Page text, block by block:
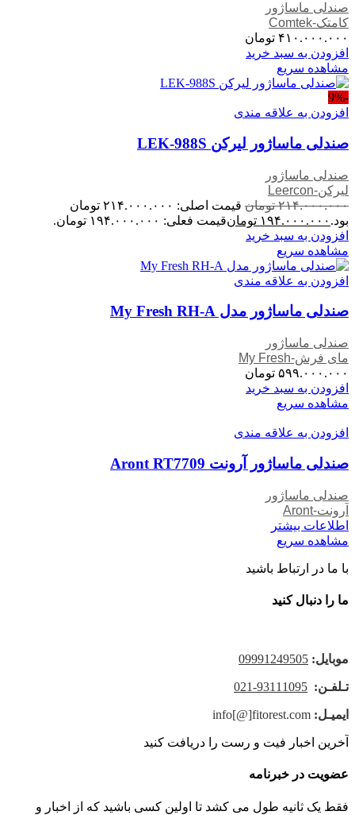
صندلی ماساژور
کامتک-Comtek
۴۱۰.۰۰۰.۰۰۰ تومان
افزودن به سبد خرید
مشاهده سریع
-9%
افزودن به علاقه مندی
صندلی ماساژور لیرکن LEK-988S
صندلی ماساژور
لیرکن-Leercon
۲۱۴.۰۰۰.۰۰۰ تومان
قیمت اصلی: ۲۱۴.۰۰۰.۰۰۰ تومان
بود. ۱۹۴.۰۰۰.۰۰۰ تومانقیمت فعلی: ۱۹۴.۰۰۰.۰۰۰ تومان.
افزودن به سبد خرید
مشاهده سریع
افزودن به علاقه مندی
صندلی ماساژور مدل My Fresh RH-A
صندلی ماساژور
مای فرش-My Fresh
۵۹۹.۰۰۰.۰۰۰ تومان
افزودن به سبد خرید
مشاهده سریع
افزودن به علاقه مندی
صندلی ماساژور آرونت Aront RT7709
صندلی ماساژور
آرونت-Aront
اطلاعات بیشتر
مشاهده سریع
با ما در ارتباط باشید
ما را دنبال کنید
موبایل:
09991249505
تـلفـن: 93111095-021
ایمیـل:
آخرین اخبار فیت و رست را دریافت کنید
عضویت در خبرنامه
فقط یک ثانیه طول می کشد تا اولین کسی باشید که از اخبار و